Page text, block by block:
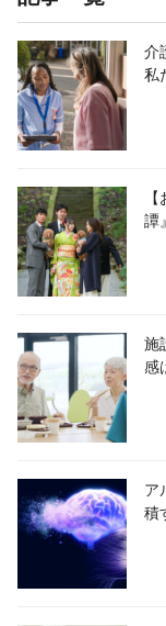
介
私
譚』
施
感
ア
積